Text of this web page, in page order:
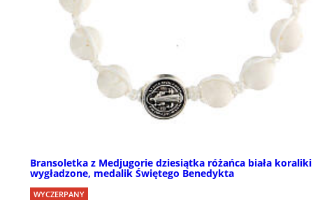
Bransoletka z Medjugorie dziesiątka różańca biała koraliki
wygładzone, medalik Świętego Benedykta
WYCZERPANY